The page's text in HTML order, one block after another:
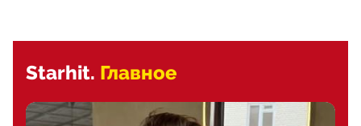
Starhit. Главное